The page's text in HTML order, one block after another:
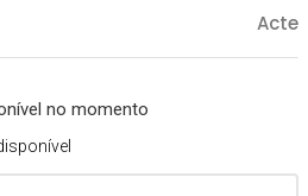
Acte
no momento